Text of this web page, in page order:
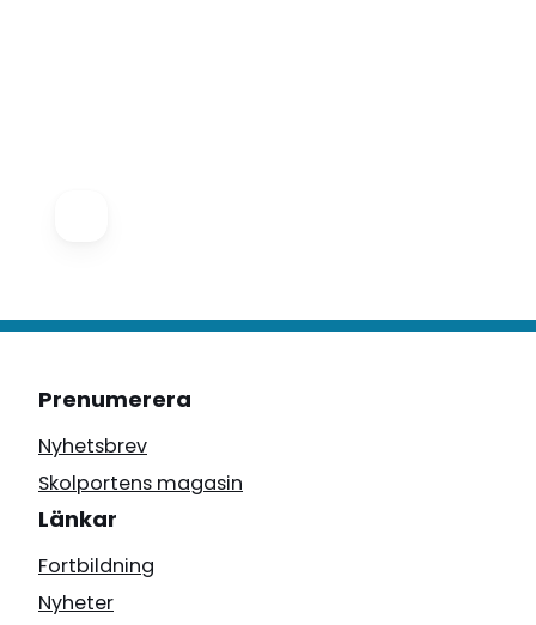
Prenumerera
Nyhetsbrev
Skolportens magasin
Länkar
Fortbildning
Nyheter